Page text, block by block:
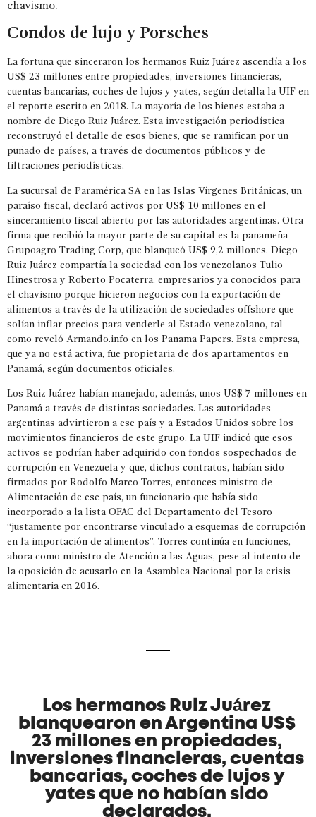
chavismo.
Condos de lujo y Porsches
La fortuna que sinceraron los hermanos Ruiz Juárez ascendía a los
US$ 23 millones entre propiedades, inversiones financieras,
cuentas bancarias, coches de lujos y yates, según detalla la UIF en
el reporte escrito en 2018. La mayoría de los bienes estaba a
nombre de Diego Ruiz Juárez. Esta investigación periodística
reconstruyó el detalle de esos bienes, que se ramifican por un
puñado de países, a través de documentos públicos y de
filtraciones periodísticas.
La sucursal de Paramérica SA en las Islas Vírgenes Británicas, un
paraíso fiscal, declaró activos por US$ 10 millones en el
sinceramiento fiscal abierto por las autoridades argentinas. Otra
firma que recibió la mayor parte de su capital es la panameña
Grupoagro Trading Corp, que blanqueó US$ 9,2 millones. Diego
Ruiz Juárez compartía la sociedad con los venezolanos Tulio
Hinestrosa y Roberto Pocaterra, empresarios ya conocidos para
el chavismo porque hicieron negocios con la exportación de
alimentos a través de la utilización de sociedades offshore que
solían inflar precios para venderle al Estado venezolano, tal
como reveló Armando.info en los Panama Papers. Esta empresa,
que ya no está activa, fue propietaria de dos apartamentos en
Panamá, según documentos oficiales.
Los Ruiz Juárez habían manejado, además, unos US$ 7 millones en
Panamá a través de distintas sociedades. Las autoridades
argentinas advirtieron a ese país y a Estados Unidos sobre los
movimientos financieros de este grupo. La UIF indicó que esos
activos se podrían haber adquirido con fondos sospechados de
corrupción en Venezuela y que, dichos contratos, habían sido
firmados por Rodolfo Marco Torres, entonces ministro de
Alimentación de ese país, un funcionario que había sido
incorporado a la lista OFAC del Departamento del Tesoro
“justamente por encontrarse vinculado a esquemas de corrupción
en la importación de alimentos”. Torres continúa en funciones,
ahora como ministro de Atención a las Aguas, pese al intento de
la oposición de acusarlo en la Asamblea Nacional por la crisis
alimentaria en 2016.
Los hermanos Ruiz Juárez
blanquearon en Argentina US$
23 millones en propiedades,
inversiones financieras, cuentas
bancarias, coches de lujos y
yates que no habían sido
declarados.